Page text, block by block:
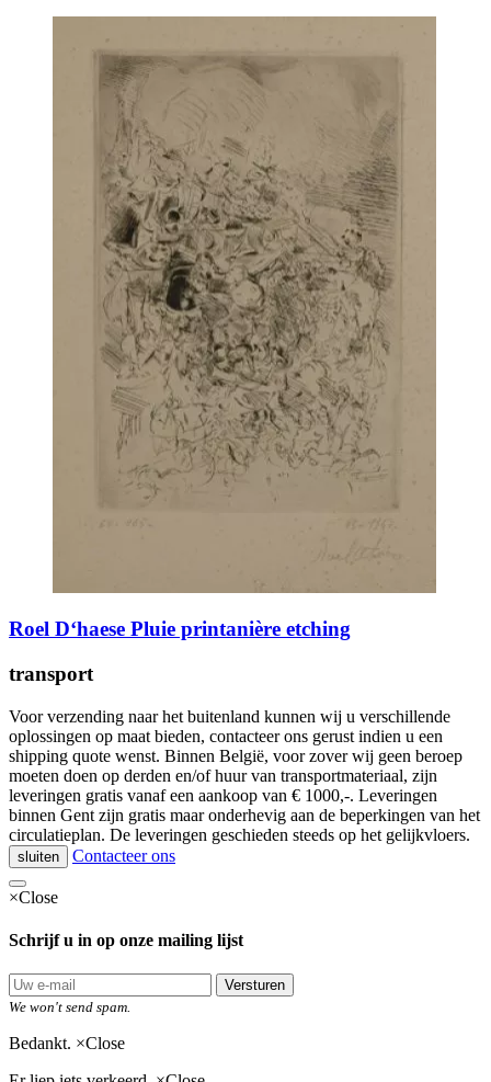
Roel D‘haese Pluie printanière etching
transport
Voor verzending naar het buitenland kunnen wij u verschillende
oplossingen op maat bieden, contacteer ons gerust indien u een
shipping quote wenst. Binnen België, voor zover wij geen beroep
moeten doen op derden en/of huur van transportmateriaal, zijn
leveringen gratis vanaf een aankoop van € 1000,-. Leveringen
binnen Gent zijn gratis maar onderhevig aan de beperkingen van het
circulatieplan. De leveringen geschieden steeds op het gelijkvloers.
sluiten Contacteer ons
×Close
Schrijf u in op onze mailing lijst
Versturen
We won't send spam.
Bedankt. ×Close